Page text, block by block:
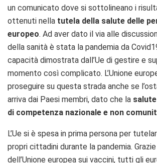
un comunicato dove si sottolineano i
ottenuti nella tutela della salute delle
europeo. Ad aver dato il via alle
della sanità è stata la pandemia da
capacità dimostrata dall’Ue di gestire e
momento così complicato. L’Unione
proseguire su questa strada anche se
arriva dai Paesi membri, dato che la
di competenza nazionale e non
L’Ue si è spesa in prima persona per
propri cittadini durante la pandemia.
dell’Unione europea sui vaccini, tutti gli